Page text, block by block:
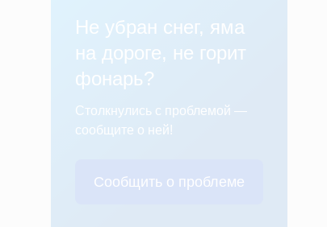
Не убран снег, яма
на дороге, не горит
фонарь?
Столкнулись с проблемой —
сообщите о ней!
Сообщить о проблеме